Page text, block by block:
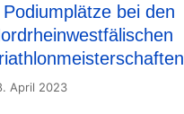
bei den
April 2023